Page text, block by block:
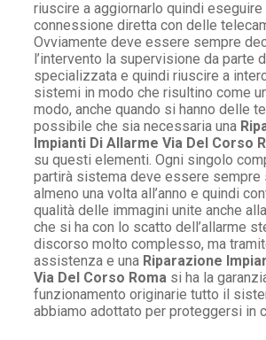
riuscire a aggiornarlo quindi eseguire
connessione diretta con delle
Ovviamente deve essere sempre
l’intervento la supervisione da parte
specializzata e quindi riuscire a
sistemi in modo che risultino come
modo, anche quando si hanno delle
possibile che sia necessaria una
Impianti Di Allarme Via Del Corso
su questi elementi. Ogni singolo
partirà sistema deve essere sempre
almeno una volta all’anno e quindi
qualità delle immagini unite anche
che si ha con lo scatto dell’allarme
discorso molto complesso, ma
assistenza e una Riparazione
Via Del Corso Roma si ha la
funzionamento originarie tutto il
abbiamo adottato per proteggersi in